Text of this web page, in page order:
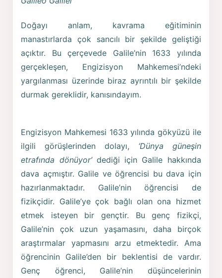
Doğayı anlam, kavrama eğitiminin
manastırlarda çok sancılı bir şekilde geliştiği
açıktır. Bu çerçevede Galile’nin 1633 yılında
gerçekleşen, Engizisyon Mahkemesi’ndeki
yargılanması üzerinde biraz ayrıntılı bir şekilde
durmak gereklidir, kanısındayım.
Engizisyon Mahkemesi 1633 yılında gökyüzü ile
ilgili görüşlerinden dolayı, ‘Dünya güneşin
etrafında dönüyor’dediği için Galile hakkında
dava açmıştır. Galile ve öğrencisi bu dava için
hazırlanmaktadır. Galile’nin öğrencisi de
fizikçidir. Galile’ye çok bağlı olan ona hizmet
etmek isteyen bir gençtir. Bu genç fizikçi,
Galile’nin çok uzun yaşamasını, daha birçok
araştırmalar yapmasını arzu etmektedir. Ama
öğrencinin Galile’den bir beklentisi de vardır.
Genç öğrenci, Galile’nin düşüncelerinin